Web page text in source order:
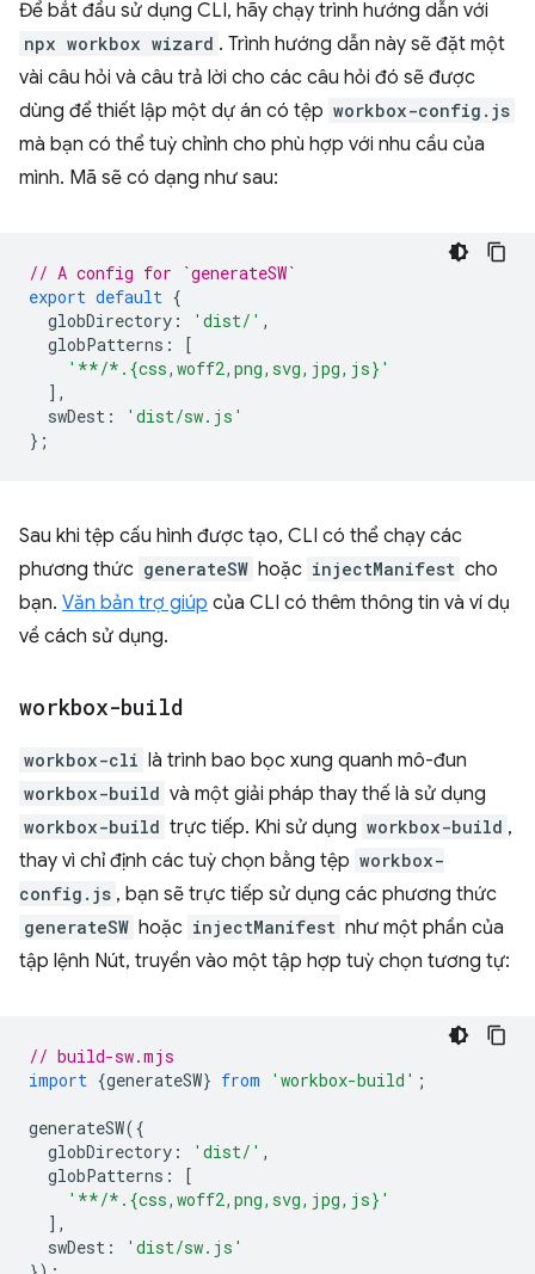
Để bắt đầu sử dụng CLI, hãy chạy trình hướng dẫn với
npx workbox wizard . Trình hướng dẫn này sẽ đặt một
vài câu hỏi và câu trả lời cho các câu hỏi đó sẽ được
dùng để thiết lập một dự án có tệp workbox-config.js
mà bạn có thể tuỳ chỉnh cho phù hợp với nhu cầu của
mình. Mã sẽ có dạng như sau:
// A config for `generateSW`
export default {
globDirectory : 'dist/' ,
globPatterns :
[
'**/*.{css,woff2,png,svg,jpg,js}'
],
swDest :
'dist/sw.js'
};
Sau khi tệp cấu hình được tạo, CLI có thể chạy các
phương thức generateSW hoặc injectManifest cho
bạn. Văn bản trợ giúp của CLI có thêm thông tin và ví dụ
về cách sử dụng.
workbox-build
workbox-cli là trình bao bọc xung quanh mô-đun
workbox-build và một giải pháp thay thế là sử dụng
workbox-build trực tiếp. Khi sử dụng workbox-build ,
thay vì chỉ định các tuỳ chọn bằng tệp workbox-
config.js , bạn sẽ trực tiếp sử dụng các phương thức
generateSW hoặc injectManifest như một phần của
tập lệnh Nút, truyền vào một tập hợp tuỳ chọn tương tự:
// build-sw.mjs
import {generateSW} from 'workbox-build' ;
generateSW({
globDirectory : 'dist/' ,
globPatterns :
[
'**/*.{css,woff2,png,svg,jpg,js}'
],
swDest :
'dist/sw.js'